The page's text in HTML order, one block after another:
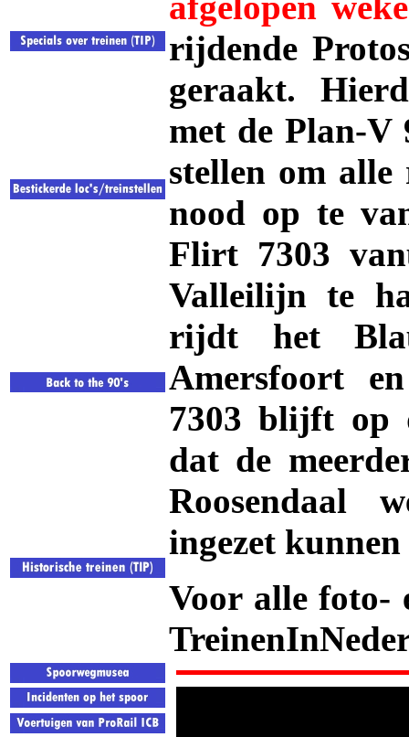
rijdende
geraakt.
met de Plan-V
stellen om
nood op te
Flirt 7303
Valleilijn te
rijdt het
Amersfoort
7303 blijft op
dat de
Roosendaal
ingezet
Voor alle foto-